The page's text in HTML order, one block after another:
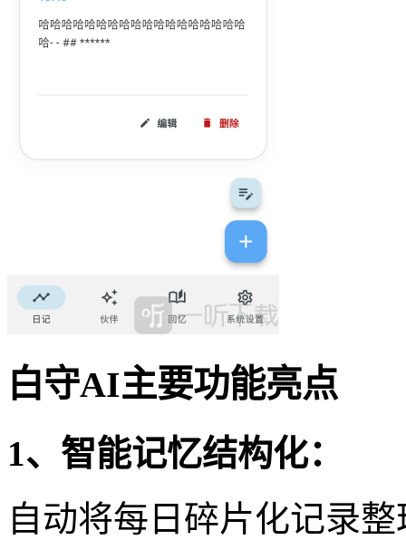
白守AI主要功能亮点
1、智能记忆结构化：
自动将每日碎片化记录